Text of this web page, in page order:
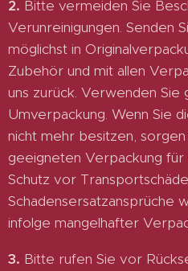
2. Bitte vermeiden Sie
Verunreinigungen. Senden
möglichst in
Zubehör und mit allen
uns zurück. Verwenden Sie
Umverpackung. Wenn Sie
nicht mehr besitzen,
geeigneten Verpackung für
Schutz vor
Schadensersatzansprüche
infolge mangelhafter
3. Bitte rufen Sie vor